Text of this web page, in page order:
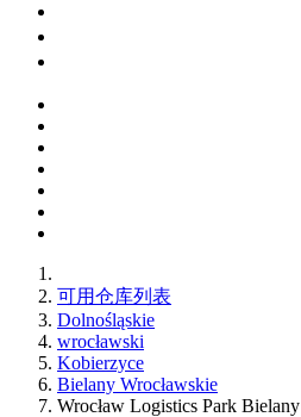
可用仓库列表
Dolnośląskie
wrocławski
Kobierzyce
Bielany Wrocławskie
Wrocław Logistics Park Bielany